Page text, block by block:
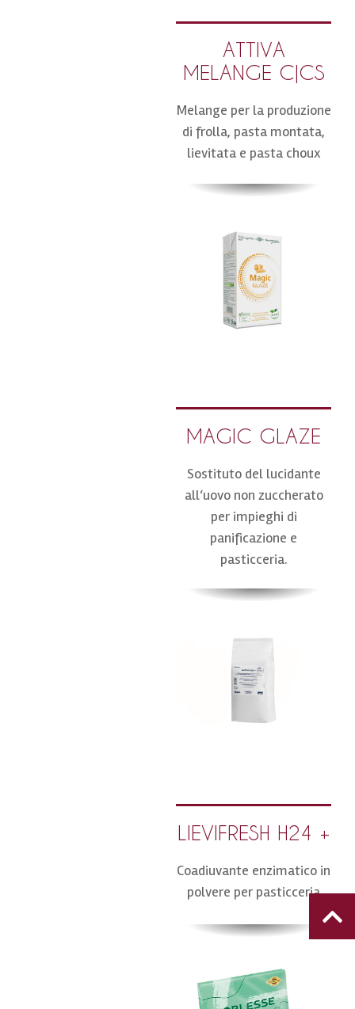
ATTIVA
MELANGE C|CS
Melange per la produzione
di frolla, pasta montata,
lievitata e pasta choux
MAGIC GLAZE
Sostituto del lucidante
all‘uovo non zuccherato
per impieghi di
panificazione e
pasticceria.
LIEVIFRESH H24 +
Coadiuvante enzimatico in
polvere per pasticceria